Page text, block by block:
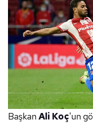
Başkan Ali Koç'un